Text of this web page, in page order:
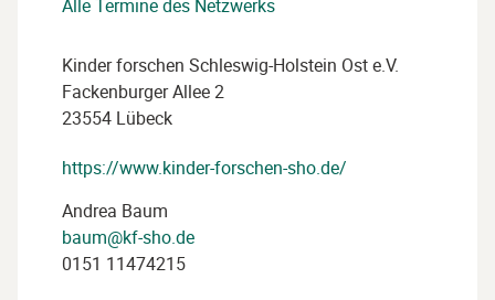
Alle Termine des Netzwerks
Kinder forschen Schleswig-Holstein Ost e.V.
Fackenburger Allee 2
23554 Lübeck
https://www.kinder-forschen-sho.de/
Andrea Baum
baum@kf-sho.de
0151 11474215